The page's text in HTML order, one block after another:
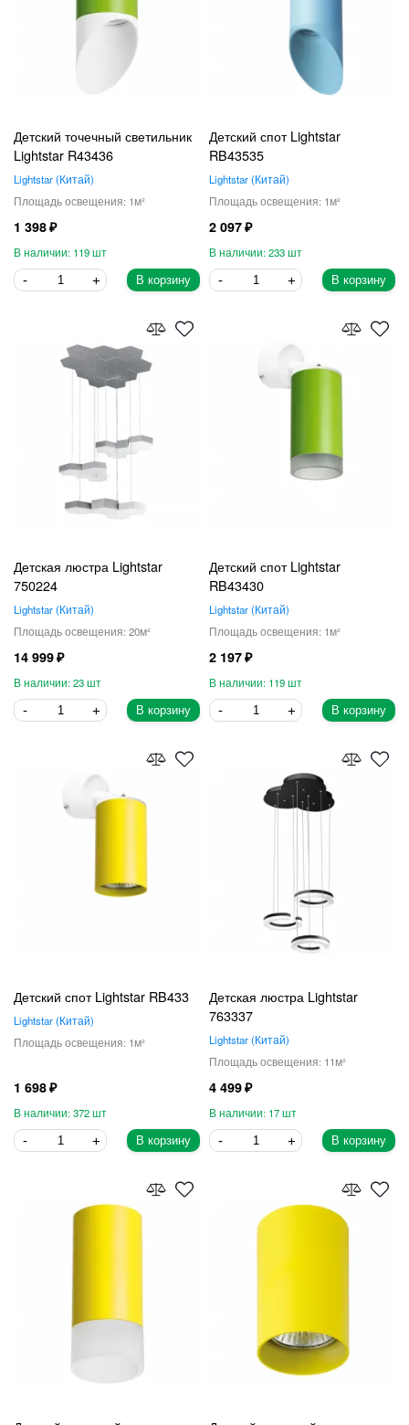
Детский точечный светильник
Lightstar R43436
Lightstar Китай
1
1 398
119
В корзину
Детский спот Lightstar
RB43535
Lightstar Китай
1
2 097
233
В корзину
Детская люстра Lightstar
750224
Lightstar Китай
20
14 999
23
В корзину
Детский спот Lightstar
RB43430
Lightstar Китай
1
2 197
119
В корзину
Детский спот Lightstar RB433
Lightstar Китай
1
1 698
372
В корзину
Детская люстра Lightstar
763337
Lightstar Китай
11
4 499
17
В корзину